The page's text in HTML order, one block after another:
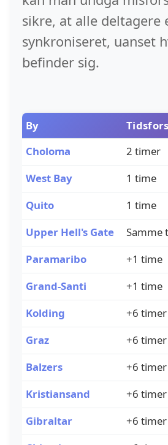
sikre, at alle deltagere
synkroniseret, uanset
befinder sig.
By
Choloma
2 timer
West Bay 1 time
Quito 1 time
Upper Hell's Gate Samme
Paramaribo +1 time
Grand-Santi +1 time
Kolding +6 timer
Graz +6 timer
Balzers +6 timer
Kristiansand +6 timer
Gibraltar +6 timer